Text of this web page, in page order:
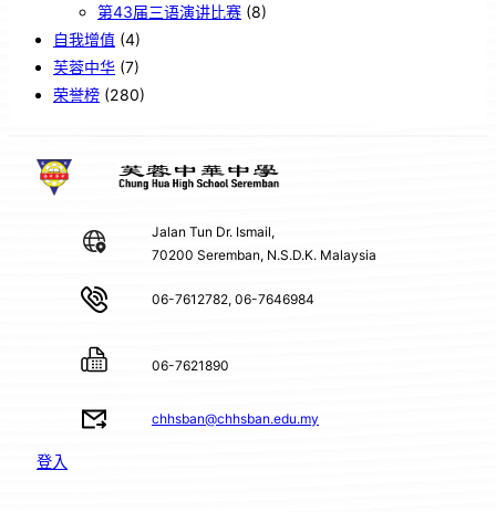
第43届三语演讲比赛 (8)
自我增值 (4)
芙蓉中华 (7)
荣誉榜 (280)
Jalan Tun Dr. Ismail,
70200 Seremban, N.S.D.K. Malaysia
06-7612782, 06-7646984
06-7621890
chhsban@chhsban.edu.my
登入